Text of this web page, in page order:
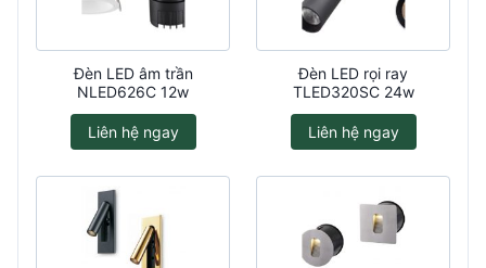
Đèn LED âm trần
NLED626C 12w
Liên hệ ngay
Đèn LED rọi ray
TLED320SC 24w
Liên hệ ngay